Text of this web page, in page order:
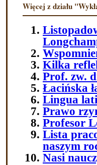
Więcej z działu
Kilka
Prof. zw.
Łacińska
Lingua
Prawo
Profesor
Lista
naszym
Nasi